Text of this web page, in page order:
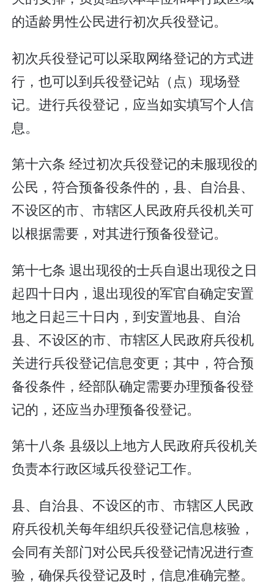
的适龄男性公民进行初次兵役登记。
初次兵役登记可以采取网络登记的方式进
行，也可以到兵役登记站（点）现场登
记。进行兵役登记，应当如实填写个人信
息。
第十六条 经过初次兵役登记的未服现役的
公民，符合预备役条件的，县、自治县、
不设区的市、市辖区人民政府兵役机关可
以根据需要，对其进行预备役登记。
第十七条 退出现役的士兵自退出现役之日
起四十日内，退出现役的军官自确定安置
地之日起三十日内，到安置地县、自治
县、不设区的市、市辖区人民政府兵役机
关进行兵役登记信息变更；其中，符合预
备役条件，经部队确定需要办理预备役登
记的，还应当办理预备役登记。
第十八条 县级以上地方人民政府兵役机关
负责本行政区域兵役登记工作。
县、自治县、不设区的市、市辖区人民政
府兵役机关每年组织兵役登记信息核验，
会同有关部门对公民兵役登记情况进行查
验，确保兵役登记及时，信息准确完整。